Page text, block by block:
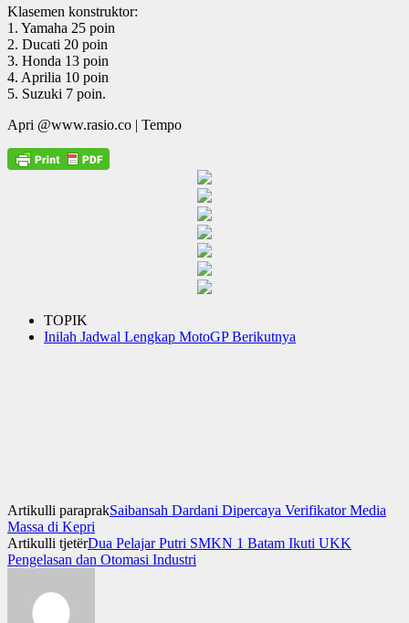
Klasemen konstruktor:
1. Yamaha 25 poin
2. Ducati 20 poin
3. Honda 13 poin
4. Aprilia 10 poin
5. Suzuki 7 poin.
Apri @www.rasio.co | Tempo
TOPIK
Inilah Jadwal Lengkap MotoGP Berikutnya
Artikulli paraprakSaibansah Dardani Dipercaya Verifikator Media
Massa di Kepri
Artikulli tjetërDua Pelajar Putri SMKN 1 Batam Ikuti UKK
Pengelasan dan Otomasi Industri